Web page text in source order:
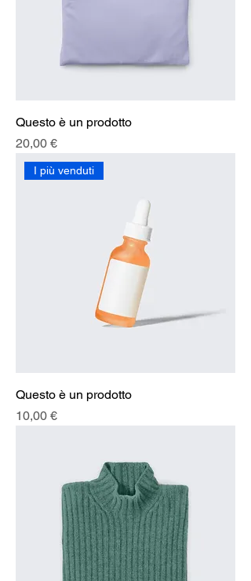
Questo è un prodotto
Prezzo
20,00 €
I più venduti
Questo è un prodotto
Prezzo
10,00 €